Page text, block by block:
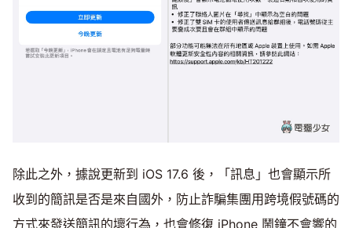
除此之外，據說更新到 iOS 17.6 後，「訊息」也會顯示所
收到的簡訊是否是來自國外，防止詐騙集團用跨境假號碼的
方式來發送簡訊的壞行為，也會修復 iPhone 鬧鐘不會響的